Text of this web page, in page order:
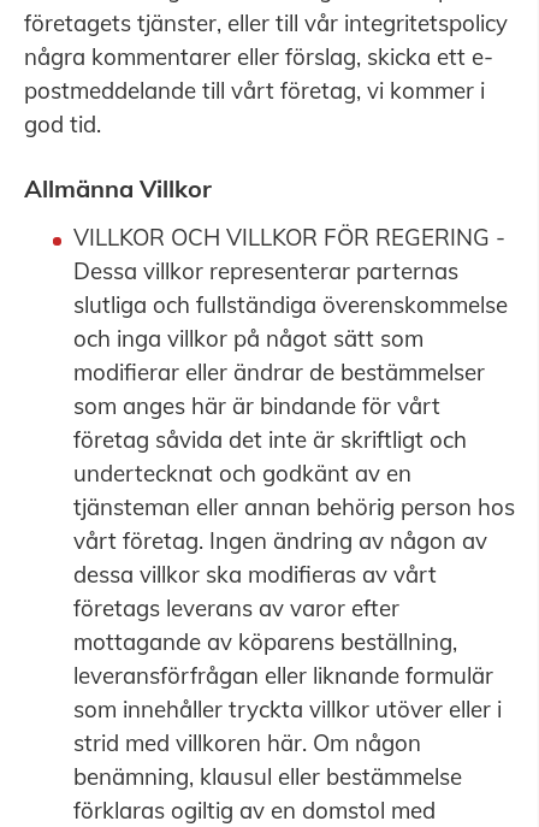
företagets tjänster, eller till vår integritetspolicy
några kommentarer eller förslag, skicka ett e-
postmeddelande till vårt företag, vi kommer i
god tid.
Allmänna Villkor
VILLKOR OCH VILLKOR FÖR REGERING -
Dessa villkor representerar parternas
slutliga och fullständiga överenskommelse
och inga villkor på något sätt som
modifierar eller ändrar de bestämmelser
som anges här är bindande för vårt
företag såvida det inte är skriftligt och
undertecknat och godkänt av en
tjänsteman eller annan behörig person hos
vårt företag. Ingen ändring av någon av
dessa villkor ska modifieras av vårt
företags leverans av varor efter
mottagande av köparens beställning,
leveransförfrågan eller liknande formulär
som innehåller tryckta villkor utöver eller i
strid med villkoren här. Om någon
benämning, klausul eller bestämmelse
förklaras ogiltig av en domstol med